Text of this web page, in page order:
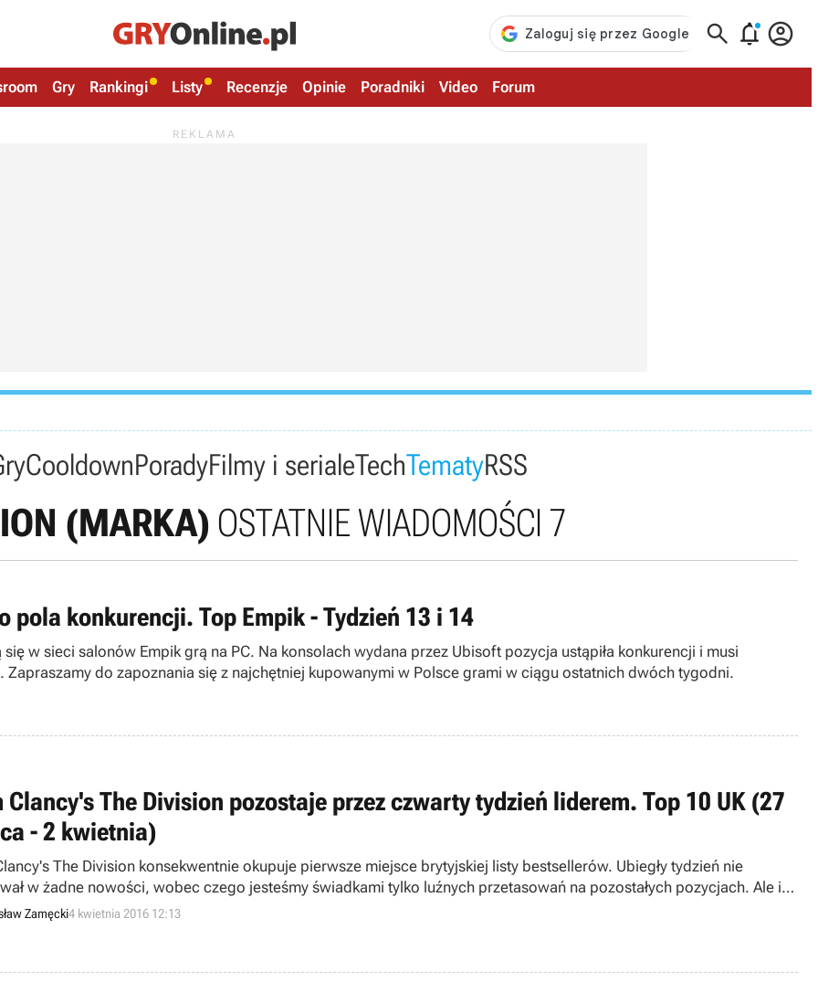
  
Gry Rankingi Listy Recenzje Opinie Poradniki Video Forum
CooldownPoradyFilmy i serialeTechTematyRSS
(MARKA) OSTATNIE WIADOMOŚCI 7
pola konkurencji. Top Empik - Tydzień 13 i 14
w sieci salonów Empik grą na PC. Na konsolach wydana przez Ubisoft pozycja ustąpiła konkurencji i musi
do zapoznania się z najchętniej kupowanymi w Polsce grami w ciągu ostatnich dwóch tygodni.
Clancy's The Division pozostaje przez czwarty tydzień liderem. Top 10 UK (27
- 2 kwietnia)
The Division konsekwentnie okupuje pierwsze miejsce brytyjskiej listy bestsellerów. Ubiegły tydzień nie
w żadne nowości, wobec czego jesteśmy świadkami tylko luźnych przetasowań na pozostałych pozycjach. Ale i
zobaczyć, w co bawią się gracze Zjednoczonego Królestwa.
Zamęcki4 kwietnia 2016 12:13